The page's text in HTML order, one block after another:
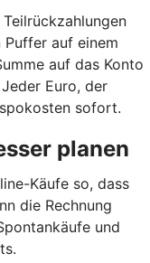
Puffer auf einem
auf das Konto
Euro, der
sofort.
planen
Käufe so, dass
die Rechnung
und